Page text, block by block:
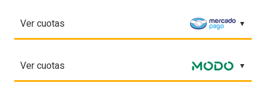
Ver cuotas
Ver cuotas